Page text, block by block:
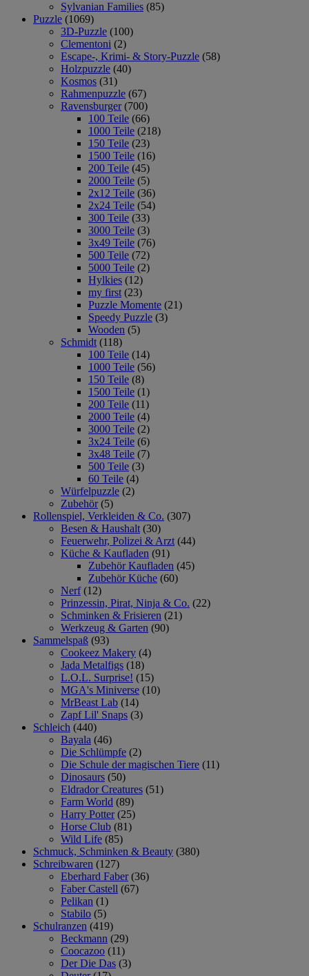
Sylvanian Families (85)
Puzzle (1069)
3D-Puzzle (100)
Clementoni (2)
Escape-, Krimi- & Story-Puzzle (58)
Holzpuzzle (40)
Kosmos (31)
Rahmenpuzzle (67)
Ravensburger (700)
100 Teile (66)
1000 Teile (218)
150 Teile (23)
1500 Teile (16)
200 Teile (45)
2000 Teile (5)
2x12 Teile (36)
2x24 Teile (54)
300 Teile (33)
3000 Teile (3)
3x49 Teile (76)
500 Teile (72)
5000 Teile (2)
Hylkies (12)
my first (23)
Puzzle Momente (21)
Speedy Puzzle (3)
Wooden (5)
Schmidt (118)
100 Teile (14)
1000 Teile (56)
150 Teile (8)
1500 Teile (1)
200 Teile (11)
2000 Teile (4)
3000 Teile (2)
3x24 Teile (6)
3x48 Teile (7)
500 Teile (3)
60 Teile (4)
Würfelpuzzle (2)
Zubehör (5)
Rollenspiel, Verkleiden & Co. (307)
Besen & Haushalt (30)
Feuerwehr, Polizei & Arzt (44)
Küche & Kaufladen (91)
Zubehör Kaufladen (45)
Zubehör Küche (60)
Nerf (12)
Prinzessin, Pirat, Ninja & Co. (22)
Schminken & Frisieren (21)
Werkzeug & Garten (90)
Sammelspaß (93)
Cookeez Makery (4)
Jada Metalfigs (18)
L.O.L. Surprise! (15)
MGA's Miniverse (10)
MrBeast Lab (14)
Zapf Lil' Snaps (3)
Schleich (440)
Bayala (46)
Die Schlümpfe (2)
Die Schule der magischen Tiere (11)
Dinosaurs (50)
Eldrador Creatures (51)
Farm World (89)
Harry Potter (25)
Horse Club (81)
Wild Life (85)
Schmuck, Schminken & Beauty (380)
Schreibwaren (127)
Eberhard Faber (36)
Faber Castell (67)
Pelikan (1)
Stabilo (5)
Schulranzen (419)
Beckmann (29)
Coocazoo (11)
Der Die Das (3)